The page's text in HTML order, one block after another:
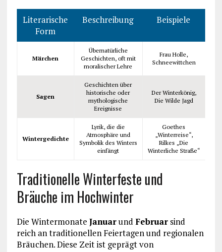
Literarische
Form
Beschreibung Beispiele
Märchen
Übernatürliche
Geschichten, oft mit
moralischer Lehre
Frau Holle,
Schneewittchen
Sagen
Geschichten über
historische oder
mythologische
Ereignisse
Der Winterkönig,
Die Wilde Jagd
Wintergedichte
Lyrik, die die
Atmosphäre und
Symbolik des Winters
einfängt
Goethes
„Winterreise“,
Rilkes „Die
Winterliche Straße“
Traditionelle Winterfeste und
Bräuche im Hochwinter
Die Wintermonate Januarund Februarsind
reich an traditionellen Feiertagen und regionalen
Bräuchen. Diese Zeit ist geprägt von